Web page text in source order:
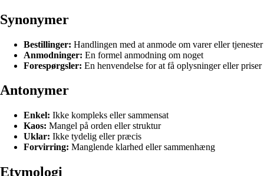
Synonymer
Bestillinger: Handlingen med at anmode om varer eller tjenester
Anmodninger: En formel anmodning om noget
Forespørgsler: En henvendelse for at få oplysninger eller priser
Antonymer
Enkel: Ikke kompleks eller sammensat
Kaos: Mangel på orden eller struktur
Uklar: Ikke tydelig eller præcis
Forvirring: Manglende klarhed eller sammenhæng
Etymologi